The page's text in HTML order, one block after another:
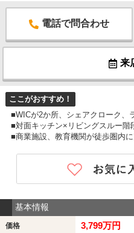
電話で問合わせ
来
ここがおすすめ！
■WICが2か所、シェアクローク、
■対面キッチン×リビングスルー階
■商業施設、教育機関が徒歩圏内
基本情報
価格 3,799万円